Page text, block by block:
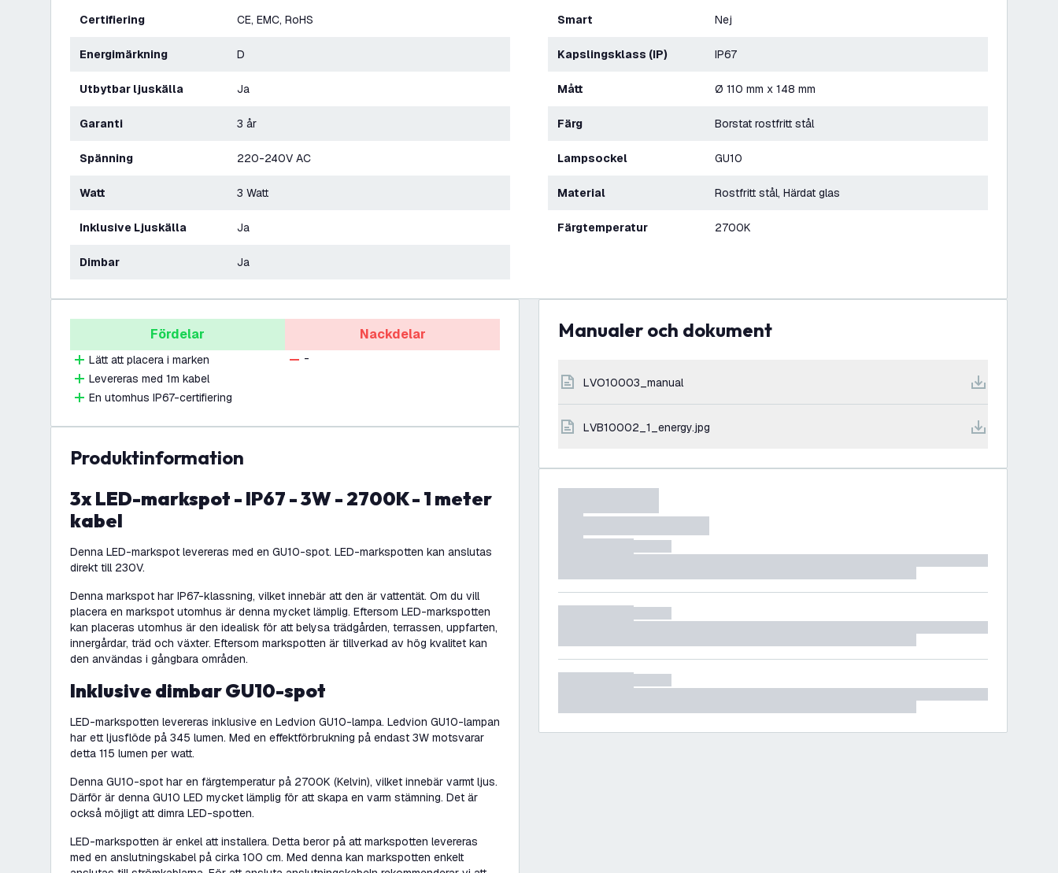
Certifiering CE, EMC, RoHS
Energimärkning D
Utbytbar ljuskälla Ja
Garanti 3 år
Spänning 220-240V AC
Watt 3 Watt
Inklusive Ljuskälla Ja
Dimbar Ja
Smart Nej
Kapslingsklass (IP) IP67
Mått Ø 110 mm x 148 mm
Färg Borstat rostfritt stål
Lampsockel GU10
Material Rostfritt stål, Härdat glas
Färgtemperatur 2700K
Fördelar
Lätt att placera i marken
Levereras med 1m kabel
En utomhus IP67-certifiering
Nackdelar
-
produktinformation
3x LED-markspot - IP67 - 3W - 2700K - 1 meter
kabel
Denna LED-markspot levereras med en GU10-spot. LED-markspotten kan anslutas
direkt till 230V.
Denna markspot har IP67-klassning, vilket innebär att den är vattentät. Om du vill
placera en markspot utomhus är denna mycket lämplig. Eftersom LED-markspotten
kan placeras utomhus är den idealisk för att belysa trädgården, terrassen, uppfarten,
innergårdar, träd och växter. Eftersom markspotten är tillverkad av hög kvalitet kan
den användas i gångbara områden.
Inklusive dimbar GU10-spot
LED-markspotten levereras inklusive en Ledvion GU10-lampa. Ledvion GU10-lampan
har ett ljusflöde på 345 lumen. Med en effektförbrukning på endast 3W motsvarar
detta 115 lumen per watt.
Denna GU10-spot har en färgtemperatur på 2700K (Kelvin), vilket innebär varmt ljus.
Därför är denna GU10 LED mycket lämplig för att skapa en varm stämning. Det är
också möjligt att dimra LED-spotten.
LED-markspotten är enkel att installera. Detta beror på att markspotten levereras
med en anslutningskabel på cirka 100 cm. Med denna kan markspotten enkelt
Manualer och dokument
LVO10003_manual
LVB10002_1_energy.jpg